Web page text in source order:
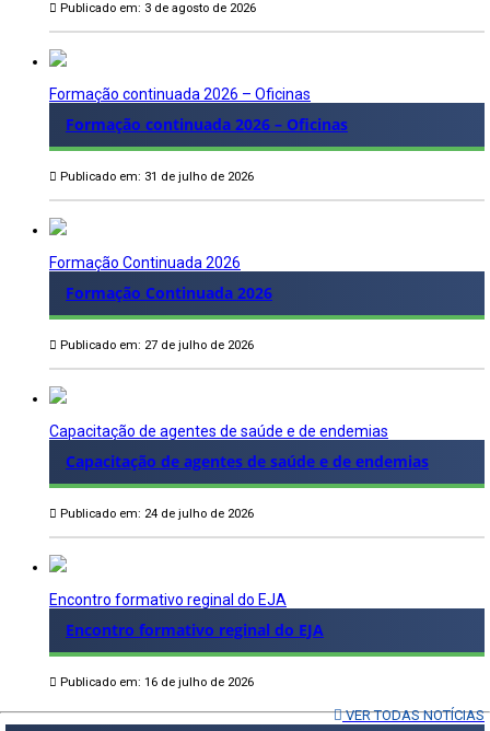
Publicado em: 3 de agosto de 2026
Formação continuada 2026 – Oficinas
Formação continuada 2026 – Oficinas
Publicado em: 31 de julho de 2026
Formação Continuada 2026
Formação Continuada 2026
Publicado em: 27 de julho de 2026
Capacitação de agentes de saúde e de endemias
Capacitação de agentes de saúde e de endemias
Publicado em: 24 de julho de 2026
Encontro formativo reginal do EJA
Encontro formativo reginal do EJA
Publicado em: 16 de julho de 2026
VER TODAS NOTÍCIAS